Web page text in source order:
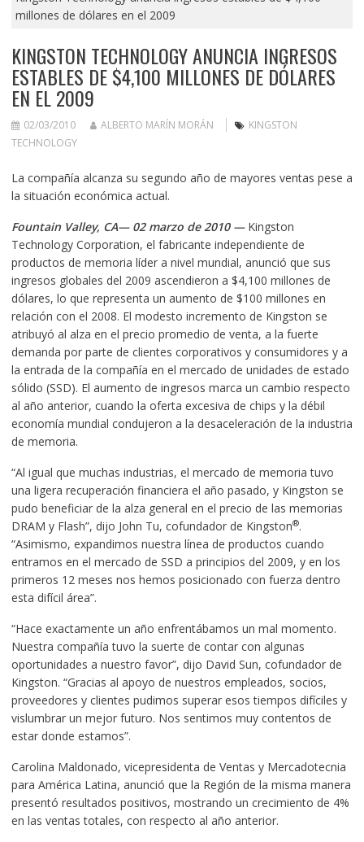
millones de dólares en el 2009
KINGSTON TECHNOLOGY ANUNCIA INGRESOS
ESTABLES DE $4,100 MILLONES DE DÓLARES
EN EL 2009
02/03/2010 ALBERTO MARÍN MORÁN
KINGSTON
TECHNOLOGY
La compañía alcanza su segundo año de mayores ventas pese a
la situación económica actual.
Fountain Valley, CA— 02 marzo de 2010 — Kingston
Technology Corporation, el fabricante independiente de
productos de memoria líder a nivel mundial, anunció que sus
ingresos globales del 2009 ascendieron a $4,100 millones de
dólares, lo que representa un aumento de $100 millones en
relación con el 2008. El modesto incremento de Kingston se
atribuyó al alza en el precio promedio de venta, a la fuerte
demanda por parte de clientes corporativos y consumidores y a
la entrada de la compañía en el mercado de unidades de estado
sólido (SSD). El aumento de ingresos marca un cambio respecto
al año anterior, cuando la oferta excesiva de chips y la débil
economía mundial condujeron a la desaceleración de la industria
de memoria.
“Al igual que muchas industrias, el mercado de memoria tuvo
una ligera recuperación financiera el año pasado, y Kingston se
pudo beneficiar de la alza general en el precio de las memorias
DRAM y Flash”, dijo John Tu, cofundador de Kingston®.
“Asimismo, expandimos nuestra línea de productos cuando
entramos en el mercado de SSD a principios del 2009, y en los
primeros 12 meses nos hemos posicionado con fuerza dentro
esta difícil área”.
“Hace exactamente un año enfrentábamos un mal momento.
Nuestra compañía tuvo la suerte de contar con algunas
oportunidades a nuestro favor”, dijo David Sun, cofundador de
Kingston. “Gracias al apoyo de nuestros empleados, socios,
proveedores y clientes pudimos superar esos tiempos difíciles y
vislumbrar un mejor futuro. Nos sentimos muy contentos de
estar donde estamos”.
Carolina Maldonado, vicepresidenta de Ventas y Mercadotecnia
para América Latina, anunció que la Región de la misma manera
presentó resultados positivos, mostrando un crecimiento de 4%
en las ventas totales, con respecto al año anterior.